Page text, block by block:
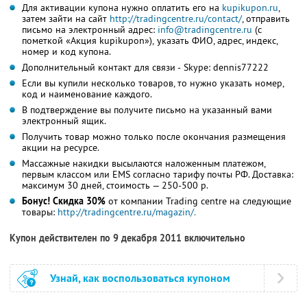
Для активации купона нужно оплатить его на kupikupon.ru,
затем зайти на сайт http://tradingcentre.ru/contact/, отправить
письмо на электронный адрес: info@tradingcentre.ru (с
пометкой «Акция kupikupon»), указать ФИО, адрес, индекс,
номер и код купона.
Дополнительный контакт для связи - Skype: dennis77222
Если вы купили несколько товаров, то нужно указать номер,
код и наименование каждого.
В подтверждение вы получите письмо на указанный вами
электронный ящик.
Получить товар можно только после окончания размещения
акции на ресурсе.
Массажные накидки высылаются наложенным платежом,
первым классом или EMS согласно тарифу почты РФ. Доставка:
максимум 30 дней, стоимость — 250-500 р.
Бонус! Скидка 30% от компании Trading centre на следующие
товары: http://tradingcentre.ru/magazin/.
Купон действителен по 9 декабря 2011 включительно
Узнай, как воспользоваться купоном